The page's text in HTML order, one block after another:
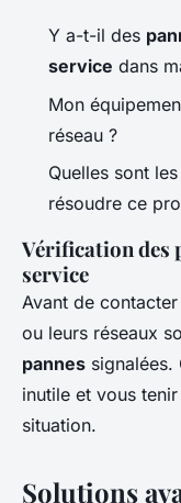
Y a-t-il des
service dans
Mon
réseau ?
Quelles sont
résoudre ce
Vérification des
service
Avant de
ou leurs réseaux
pannes signalées.
inutile et vous
situation.
Solutions